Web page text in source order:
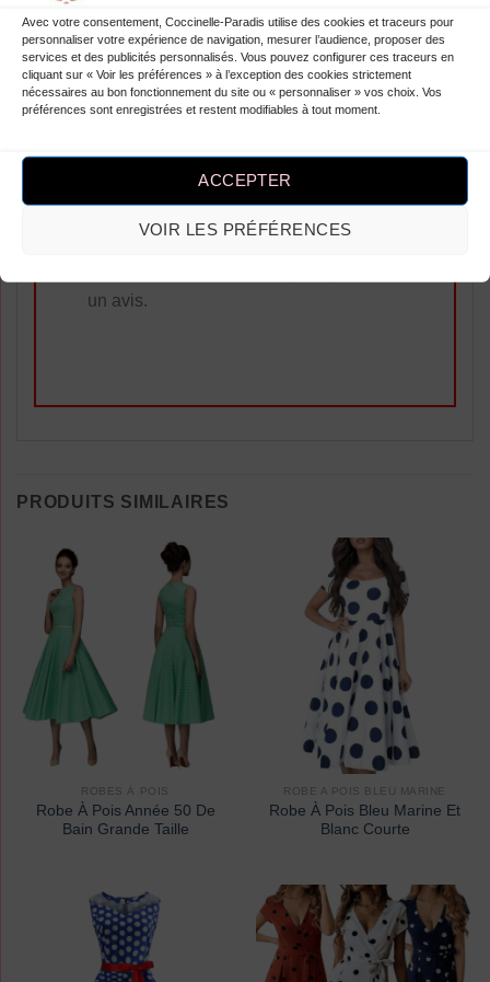
Avec votre consentement, Coccinelle-Paradis utilise des cookies et traceurs pour
personnaliser votre expérience de navigation, mesurer l’audience, proposer des
services et des publicités personnalisés. Vous pouvez configurer ces traceurs en
cliquant sur « Voir les préférences » à l’exception des cookies strictement
nécessaires au bon fonctionnement du site ou « personnaliser » vos choix. Vos
préférences sont enregistrées et restent modifiables à tout moment.
ACCEPTER
VOIR LES PRÉFÉRENCES
Année 50 ! Parfaite pour danser
toute la nuit. Et le petit défaut
sur le tissu donne du caractère.
Ajouter un Avis
un avis.
PRODUITS SIMILAIRES
ROBES À POIS
Robe À Pois Année 50 De
Bain Grande Taille
ROBE A POIS BLEU MARINE
Robe À Pois Bleu Marine Et
Blanc Courte